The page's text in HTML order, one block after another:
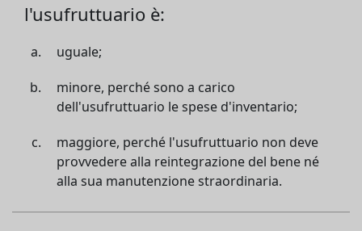
l'usufruttuario è:
uguale;
minore, perché sono a carico
dell'usufruttuario le spese d'inventario;
maggiore, perché l'usufruttuario non deve
provvedere alla reintegrazione del bene né
alla sua manutenzione straordinaria.